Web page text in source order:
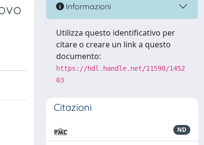
Informazioni
Utilizza questo identificativo per
citare o creare un link a questo
documento:
https://hdl.handle.net/11590/1452
03
Citazioni
ND